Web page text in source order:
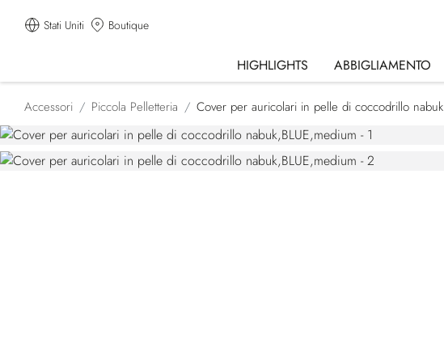
Stati Uniti Boutique
HIGHLIGHTS ABBIGLIAMENTO
Accessori Piccola Pelletteria Cover per auricolari in pelle di coccodrillo nabuk